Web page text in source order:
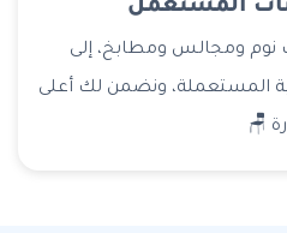
المستعمل
نوم ومجالس ومطابخ، إلى
المستعملة، ونضمن لك أعلى
🪑